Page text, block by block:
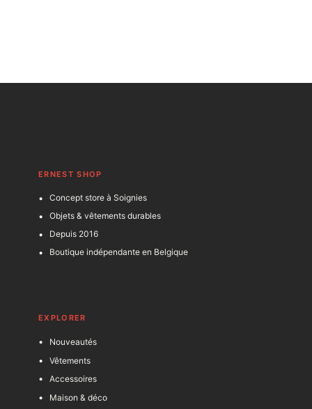
ERNEST SHOP
Concept store à Soignies
Objets & vêtements durables
Depuis 2016
Boutique indépendante en Belgique
EXPLORER
Nouveautés
Vêtements
Accessoires
Maison & déco